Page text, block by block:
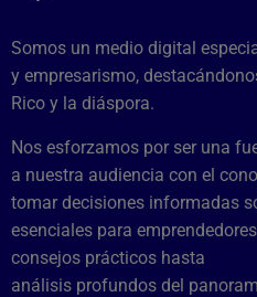
Somos un medio digital
y empresarismo,
Rico y la diáspora.
Nos esforzamos por ser una
a nuestra audiencia con el
tomar decisiones informadas
esenciales para
consejos prácticos hasta
análisis profundos del